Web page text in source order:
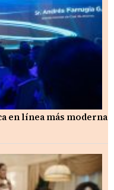
en línea más moderna